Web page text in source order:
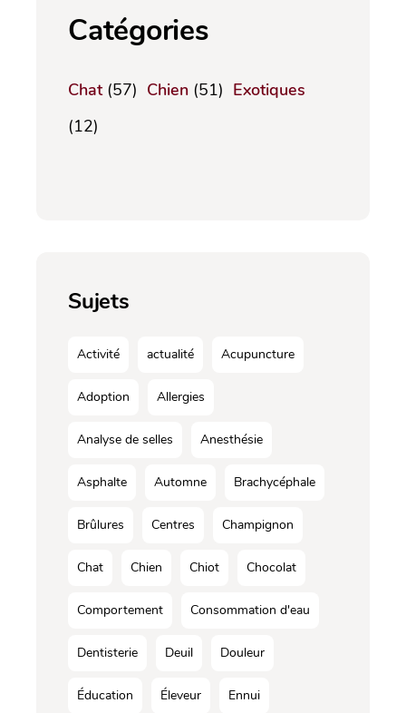
Catégories
Chat(57) Chien (51) Exotiques
(12)
Sujets
Activité actualité Acupuncture
Adoption Allergies
Analyse de selles Anesthésie
Asphalte Automne Brachycéphale
Brûlures Centres Champignon
Chat Chien Chiot Chocolat
Comportement Consommation d'eau
Dentisterie Deuil Douleur
Éducation Éleveur Ennui